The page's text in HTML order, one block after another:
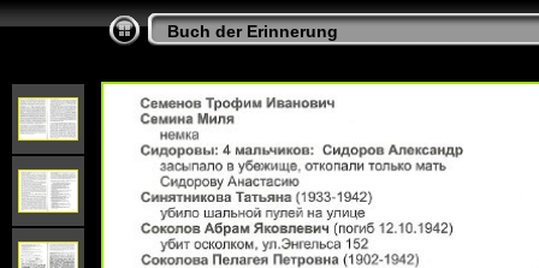
Buch der Erinnerung